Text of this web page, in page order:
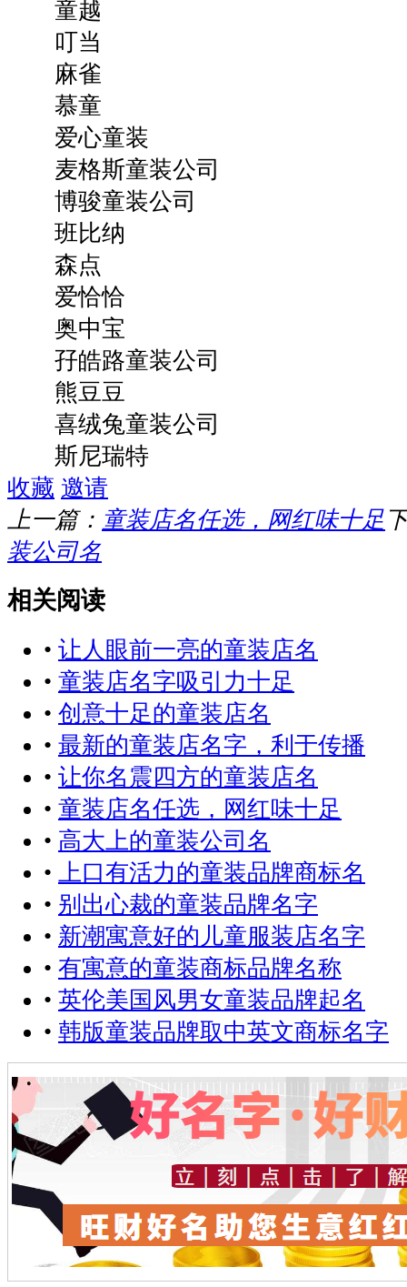
童越
叮当
麻雀
慕童
爱心童装
麦格斯童装公司
博骏童装公司
班比纳
森点
爱恰恰
奥中宝
孖皓路童装公司
熊豆豆
喜绒兔童装公司
斯尼瑞特
收藏 邀请
上一篇： 童装店名任选，网红味十足
装公司名
相关阅读
• 让人眼前一亮的童装店名
• 童装店名字吸引力十足
• 创意十足的童装店名
• 最新的童装店名字，利于传播
• 让你名震四方的童装店名
• 童装店名任选，网红味十足
• 高大上的童装公司名
• 上口有活力的童装品牌商标名
• 别出心裁的童装品牌名字
• 新潮寓意好的儿童服装店名字
• 有寓意的童装商标品牌名称
• 英伦美国风男女童装品牌起名
• 韩版童装品牌取中英文商标名字